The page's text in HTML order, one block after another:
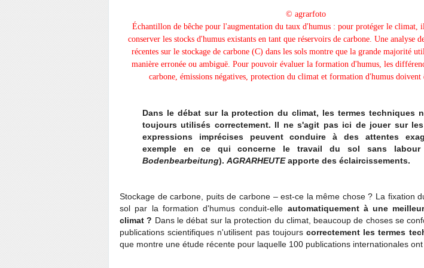
© agrarfoto
Échantillon de bêche pour l'augmentation du taux d'humus : pour protéger le climat,
conserver les stocks d'humus existants en tant que réservoirs de carbone. Une analyse
récentes sur le stockage de carbone (C) dans les sols montre que la grande majorité
manière erronée ou ambiguë. Pour pouvoir évaluer la formation d'humus, les
carbone, émissions négatives, protection du climat et formation d'humus doivent
Dans le débat sur la protection du climat, les termes techniques
toujours utilisés correctement. Il ne s'agit pas ici de jouer sur
expressions imprécises peuvent conduire à des attentes
exemple en ce qui concerne le travail du sol sans
Bodenbearbeitung). AGRARHEUTEapporte des éclaircissements.
Stockage de carbone, puits de carbone – est-ce la même chose ? La fixation
sol par la formation d'humus conduit-elle automatiquement à une
climat ? Dans le débat sur la protection du climat, beaucoup de choses se
publications scientifiques n'utilisent pas toujours correctement les termes
que montre une étude récente pour laquelle 100 publications internationales ont